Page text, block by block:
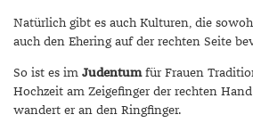
Natürlich gibt es auch Kulturen, die
auch den Ehering auf der rechten Seite
So ist es im Judentumfür Frauen
Hochzeit am Zeigefinger der rechten
wandert er an den Ringfinger.